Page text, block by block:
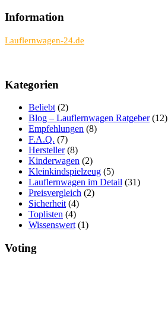
Information
Lauflernwagen-24.de
Kategorien
Beliebt (2)
Blog – Lauflernwagen Ratgeber(12)
Empfehlungen (8)
F.A.Q. (7)
Hersteller(8)
Kinderwagen (2)
Kleinkindspielzeug (5)
Lauflernwagen im Detail (31)
Preisvergleich (2)
Sicherheit (4)
Toplisten (4)
Wissenswert (1)
Voting